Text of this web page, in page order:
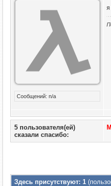
Сообщений: n/a
я
5 пользователя(ей)
сказали cпасибо:
Здесь присутствуют: 1